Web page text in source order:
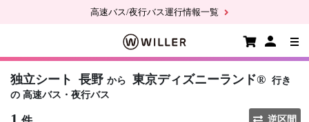
高速バス/夜行バス運行情報一覧
独立シート 長野 から 東京ディズニーランド® 行き
の 高速バス・夜行バス
逆区間